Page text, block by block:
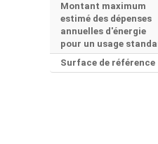
Montant maximum
estimé des dépenses
annuelles d'énergie
pour un usage
Surface de référence